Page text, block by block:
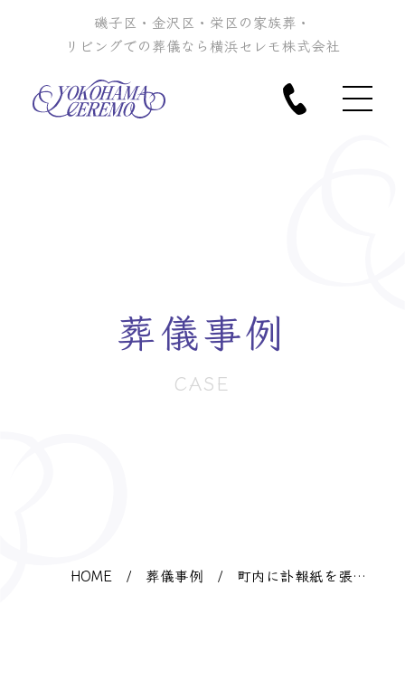
磯子区・金沢区・栄区の家族葬・
リビングでの葬儀なら横浜セレモ株式会社
葬儀事例
CASE
HOME / 葬儀事例 / 町内に訃報紙を張ら
せて頂いた葬儀